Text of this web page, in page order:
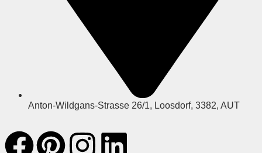
Anton-Wildgans-Strasse 26/1, Loosdorf, 3382, AUT